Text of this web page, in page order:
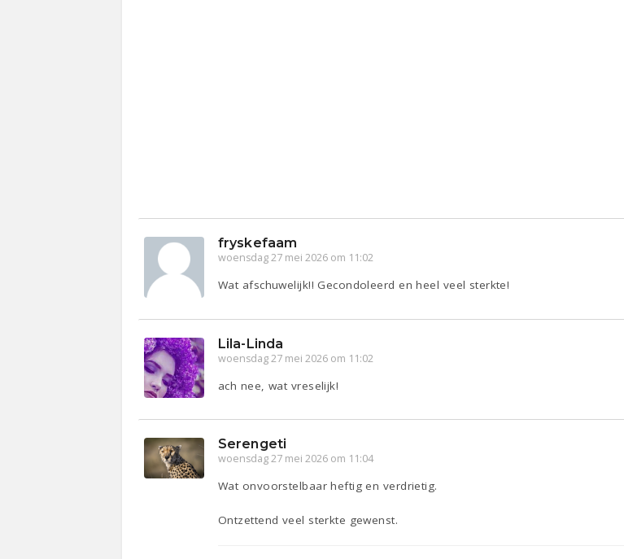
fryskefaam
woensdag 27 mei 2026 om 11:02
Wat afschuwelijk!! Gecondoleerd en heel veel sterkte!
Lila-Linda
woensdag 27 mei 2026 om 11:02
ach nee, wat vreselijk!
Serengeti
woensdag 27 mei 2026 om 11:04
Wat onvoorstelbaar heftig en verdrietig.
Ontzettend veel sterkte gewenst.